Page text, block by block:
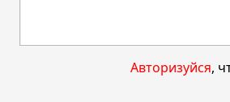
Авторизуйся,